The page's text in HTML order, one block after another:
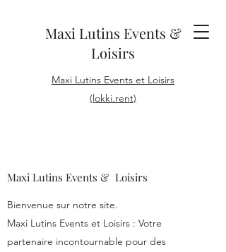
Maxi Lutins Events &
Loisirs
Maxi Lutins Events et Loisirs
(lokki.rent)
Maxi Lutins Events & Loisirs
Bienvenue sur notre site.
Maxi Lutins Events et Loisirs : Votre
partenaire incontournable pour des